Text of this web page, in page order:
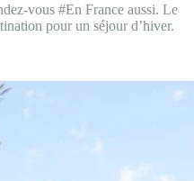
vous #En France aussi. Le
pour un séjour d’hiver.